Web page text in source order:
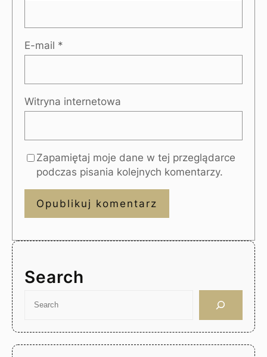
E-mail *
Witryna internetowa
Zapamiętaj moje dane w tej przeglądarce
podczas pisania kolejnych komentarzy.
Search